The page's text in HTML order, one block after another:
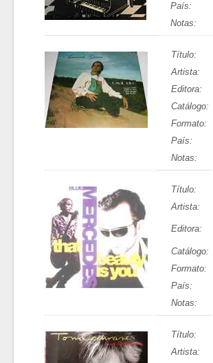
País:
Notas:
Título:
Artista:
Editora:
Catálogo:
Formato:
País:
Notas:
Título:
Artista:
Editora:
Catálogo:
Formato:
País:
Notas:
Título:
Artista: